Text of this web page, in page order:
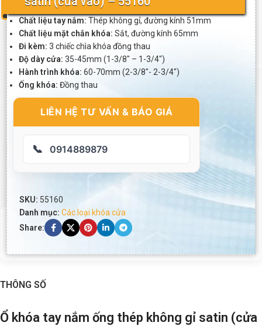
Chất liệu tay nắm: Thép không gỉ, đường kính 51mm
Chất liệu mặt chắn khóa: Sắt, đường kính 65mm
Đi kèm: 3 chiếc chìa khóa đồng thau
Độ dày cửa: 35-45mm (1-3/8″ – 1-3/4″)
Hành trình khóa: 60-70mm (2-3/8″- 2-3/4″)
Ống khóa: Đồng thau
LIÊN HỆ TƯ VẤN & BÁO GIÁ
📞 0914889879
SKU: 55160
Danh mục: Các loại khóa cửa
Share:
THÔNG SỐ
Ổ khóa tay nắm ống thép không gỉ satin (cửa